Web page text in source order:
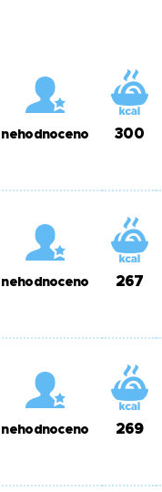
nehodnoceno 300
nehodnoceno 267
nehodnoceno 269